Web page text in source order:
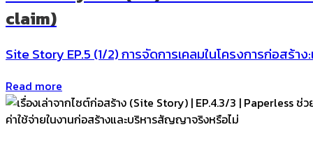
claim)
Site Story EP.5 (1/2) การจัดการเคลมในโครงการก่อสร้าง
Read more